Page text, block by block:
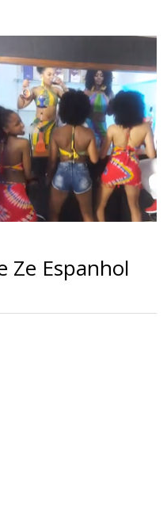
Ze Espanhol